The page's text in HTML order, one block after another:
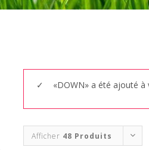
«DOWN» a été ajouté à
Afficher 48 Produits